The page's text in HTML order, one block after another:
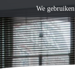
We gebruiken